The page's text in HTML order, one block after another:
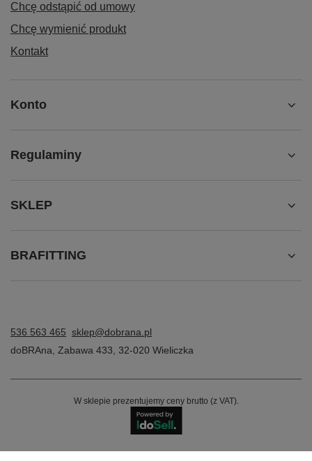
Chcę odstąpić od umowy
Chcę wymienić produkt
Kontakt
Konto
Regulaminy
SKLEP
BRAFITTING
536 563 465 sklep@dobrana.pl
doBRAna
Zabawa 433 32-020 Wieliczka
W sklepie prezentujemy ceny brutto (z VAT).